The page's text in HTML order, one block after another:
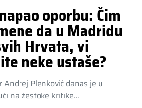
oporbu: Čim
da u Madridu
Hrvata, vi
neke ustaše?
Andrej Plenković danas je u
na žestoke kritike…